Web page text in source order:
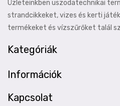
Üzleteinkben uszodatechnikai
strandcikkeket, vizes és kerti
termékeket és vízszűrőket talál
Kategóriák
Információk
Kapcsolat